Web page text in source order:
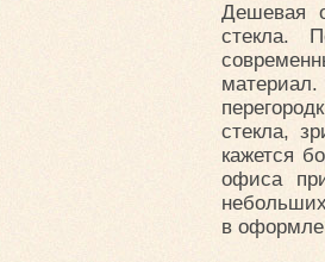
Дешевая
стекла.
стекла,
кажется
офиса
в